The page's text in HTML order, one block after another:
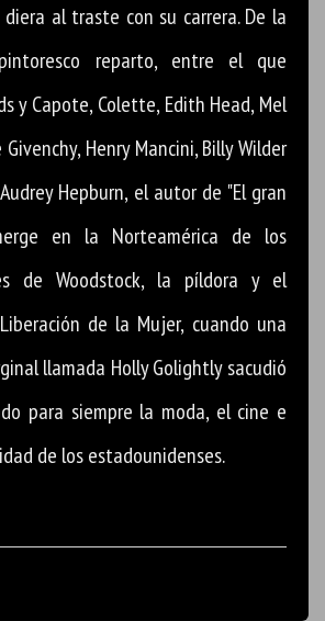
al traste con su carrera. De la
reparto, entre el que
y Capote, Colette, Edith Head, Mel
Henry Mancini, Billy Wilder
Hepburn, el autor de "El gran
en la Norteamérica de los
de Woodstock, la píldora y el
de la Mujer, cuando una
llamada Holly Golightly sacudió
para siempre la moda, el cine e
de los estadounidenses.